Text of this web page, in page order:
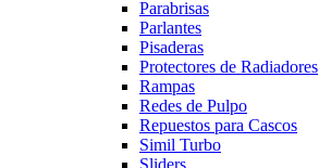
Parabrisas
Parlantes
Pisaderas
Protectores de Radiadores
Rampas
Redes de Pulpo
Repuestos para Cascos
Simil Turbo
Sliders